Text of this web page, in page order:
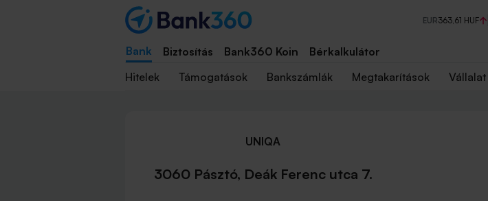
EUR363,61 HUF
Bank Biztosítás Bank360 Koin Bérkalkulátor
Hitelek
Támogatások Bankszámlák Megtakarítások Vállalat
UNIQA
3060 Pásztó, Deák Ferenc utca 7.